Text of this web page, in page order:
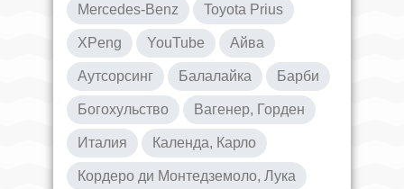
Mercedes-Benz Toyota Prius
XPeng YouTube Айва
Аутсорсинг Балалайка Барби
Богохульство Вагенер, Горден
Италия Календа, Карло
Кордеро ди Монтедземоло, Лука